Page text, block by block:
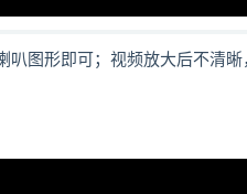
图形即可；视频放大后不清